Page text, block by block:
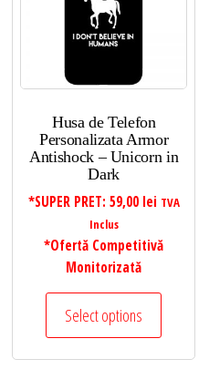
Husa de Telefon
Personalizata Armor
Antishock – Unicorn in
Dark
*SUPER PRET: 59,00 lei TVA
Inclus
*Ofertă Competitivă
Monitorizată
Select options